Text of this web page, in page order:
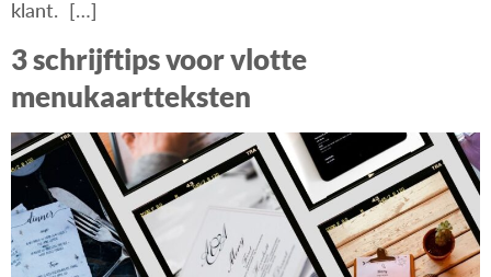
klant. […]
3 schrijftips voor vlotte
menukaartteksten